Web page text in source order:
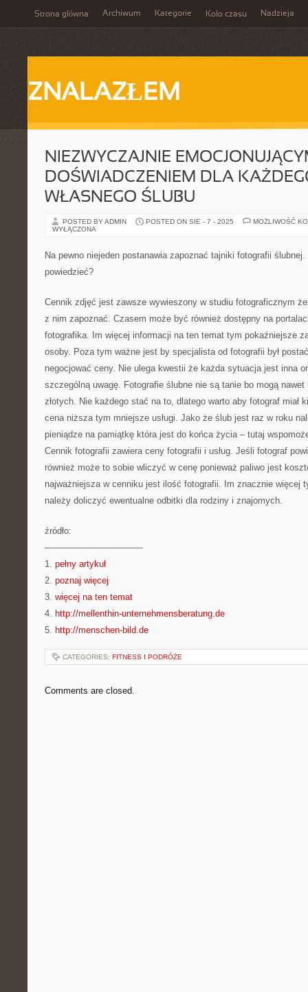
Strona główna Archiwum Kategorie Koło czasu Nadzieja
ZNALAZŁEM
NIEZWYCZAJNIE
DOŚWIADCZENIEM DLA
WŁASNEGO ŚLUBU
POSTED BY ADMIN POSTED ON SIE - 7 - 2025
MOŻLIWOŚĆ
WYŁĄCZONA
Na pewno niejeden postanawia zapoznać tajniki fotografii
powiedzieć?
Cennik zdjęć jest zawsze wywieszony w studiu fotograficznym
z nim zapoznać. Czasem może być również dostępny na
fotografika. Im więcej informacji na ten temat tym pokaźniejsze
osoby. Poza tym ważne jest by specjalista od fotografii był
negocjować ceny. Nie ulega kwestii że każda sytuacja jest inna
szczególną uwagę. Fotografie ślubne nie są tanie bo mogą
złotych. Nie każdego stać na to, dlatego warto aby fotograf miał
cena niższa tym mniejsze usługi. Jako że ślub jest raz w roku
pieniądze na pamiątkę która jest do końca życia – tutaj
Cennik fotografii zawiera ceny fotografii i usług. Jeśli fotograf
również może to sobie wliczyć w cenę ponieważ paliwo jest
najważniejsza w cenniku jest ilość fotografii. Im znacznie więcej
należy doliczyć ewentualne odbitki dla rodziny i znajomych.
źródło:
———————————
1. pełny artykuł
2. poznaj więcej
3. więcej na ten temat
4. http://mellenthin-unternehmensberatung.de
5. http://menschen-bild.de
CATEGORIES: FITNESS I PODRÓŻE
Comments are closed.